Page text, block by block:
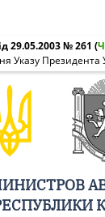
29.05.2003 № 261 (